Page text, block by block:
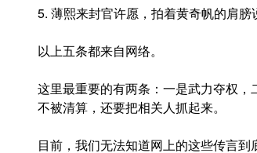
5. 薄熙来封官许愿，拍着黄奇帆的肩膀
以上五条都来自网络。
这里最重要的有两条：一是武力夺权
不被清算，还要把相关人抓起来。
目前，我们无法知道网上的这些传言